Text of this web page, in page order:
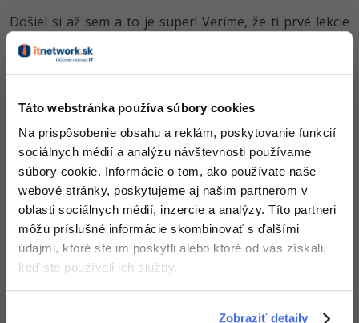
Táto webstránka používa súbory cookies
Na prispôsobenie obsahu a reklám, poskytovanie funkcií
sociálnych médií a analýzu návštevnosti používame
súbory cookie. Informácie o tom, ako používate naše
webové stránky, poskytujeme aj našim partnerom v
oblasti sociálnych médií, inzercie a analýzy. Títo partneri
môžu príslušné informácie skombinovať s ďalšími
údajmi, ktoré ste im poskytli alebo ktoré od vás získali,
keď ste používali ich služby.
Zobraziť detaily
UX
Business
MS Office -80%
Google Dokumenty
Time management
Fórum
Adobe Lightroom -30%
Adobe XD
Adobe InDesign
Adobe After Effects
Blender -80%
Inkscape
Fotografovanie -80%
Video
Došiel si až sem a to je super! Veríme, že ti prvé lekcie
ukázali niečo nového a užitočného.
Chceš v kurze pokračovať? Prejdi do
Obsah článku spadá pod licenciuPremium, kúpou článku súhlasíš
sozmluvnými podmienkami.
Čo od nás v ďalších lekciách dostaneš?
Prístup k jednotlivým lekciám podľa spôsobu
obstarania.
Kvalitné znalostiv oblasti IT.
Zručnosti, ktoré ti pomôžu získať vysnívanú a
dobre platenú prácu.